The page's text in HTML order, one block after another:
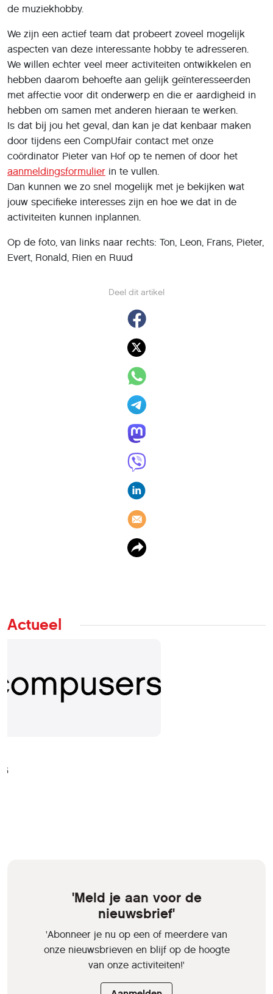
Deel dit artikel
de muziekhobby.
We zijn een actief team dat probeert zoveel mogelijk
aspecten van deze interessante hobby te adresseren.
We willen echter veel meer activiteiten ontwikkelen en
hebben daarom behoefte aan gelijk geïnteresseerden
met affectie voor dit onderwerp en die er aardigheid in
hebben om samen met anderen hieraan te werken.
Is dat bĳ jou het geval, dan kan je dat kenbaar maken
door tijdens een CompUfair contact met onze
coördinator Pieter van Hof op te nemen of door het
aanmeldingsformulier in te vullen.
Dan kunnen we zo snel mogelijk met je bekijken wat
jouw specifieke interesses zijn en hoe we dat in de
activiteiten kunnen inplannen.
Op de foto, van links naar rechts: Ton, Leon, Frans, Pieter,
Evert, Ronald, Rien en Ruud
Actueel
'Meld je aan voor de
nieuwsbrief'
'Abonneer je nu op een of meerdere van
onze nieuwsbrieven en blijf op de hoogte
van onze activiteiten!'